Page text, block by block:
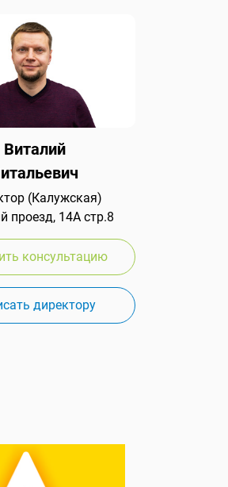
Виталий
(Калужская)
проезд, 14А стр.8
консультацию
директору